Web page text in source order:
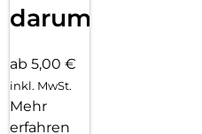
darum!
ab 5,00 €
inkl. MwSt.
Mehr
erfahren